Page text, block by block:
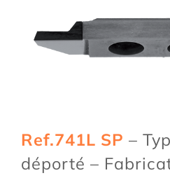
Ref.741L SP –
déporté –